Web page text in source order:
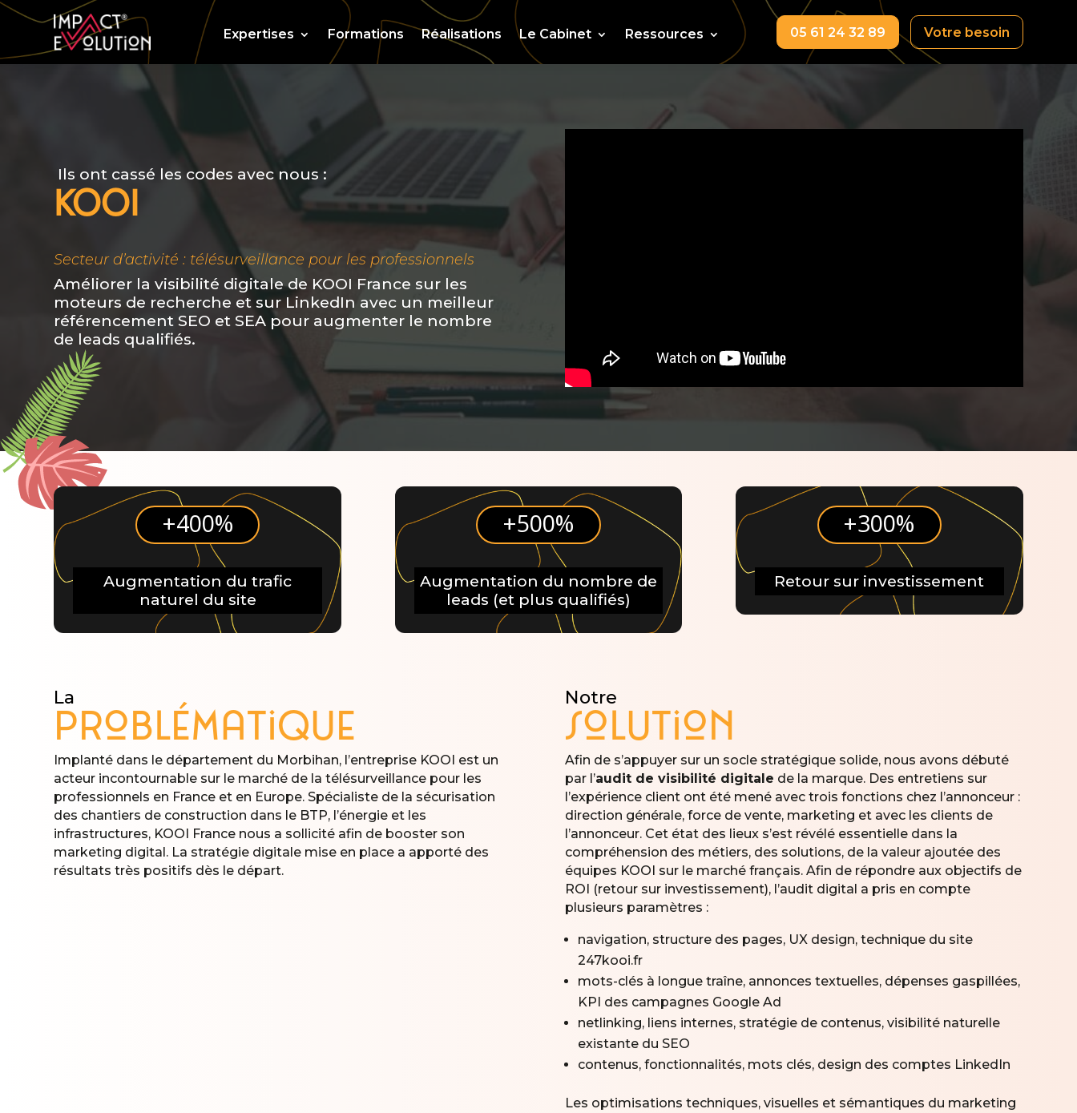
Expertises Formations Réalisations Le Cabinet Ressources 05 61 24 32 89 Votre besoin
Ils ont cassé les codes avec nous :
KOOI
Secteur d’activité : télésurveillance pour les professionnels
Améliorer la visibilité digitale de KOOI France sur les
moteurs de recherche et sur LinkedIn avec un meilleur
référencement SEO et SEA pour augmenter le nombre
de leads qualifiés.
+400%
Augmentation du trafic
naturel du site
+500%
Augmentation du nombre de
leads (et plus qualifiés)
+300%
Retour sur investissement
La
Problématique
Implanté dans le département du Morbihan, l’entreprise KOOI est un
acteur incontournable sur le marché de la télésurveillance pour les
professionnels en France et en Europe. Spécialiste de la sécurisation
des chantiers de construction dans le BTP, l’énergie et les
infrastructures, KOOI France nous a sollicité afin de booster son
marketing digital. La stratégie digitale mise en place a apporté des
résultats très positifs dès le départ.
Notre
solution
Afin de s’appuyer sur un socle stratégique solide, nous avons débuté
par l’audit de visibilité digitale de la marque. Des entretiens sur
l’expérience client ont été mené avec trois fonctions chez l’annonceur :
direction générale, force de vente, marketing et avec les clients de
l’annonceur. Cet état des lieux s’est révélé essentielle dans la
compréhension des métiers, des solutions, de la valeur ajoutée des
équipes KOOI sur le marché français. Afin de répondre aux objectifs de
ROI (retour sur investissement), l’audit digital a pris en compte
plusieurs paramètres :
navigation, structure des pages, UX design, technique du site
247kooi.fr
mots-clés à longue traîne, annonces textuelles, dépenses gaspillées,
KPI des campagnes Google Ad
netlinking, liens internes, stratégie de contenus, visibilité naturelle
existante du SEO
contenus, fonctionnalités, mots clés, design des comptes LinkedIn
Les optimisations techniques, visuelles et sémantiques du marketing